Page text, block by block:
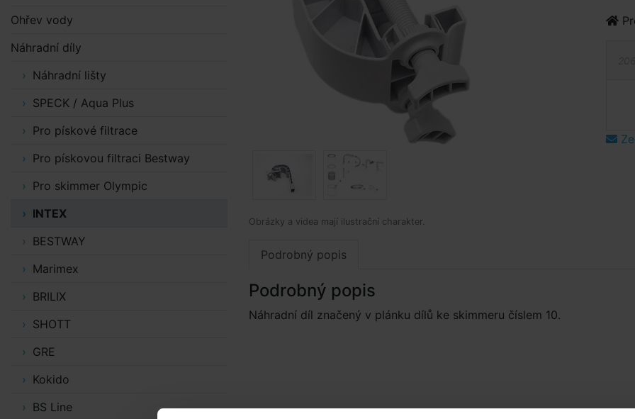
Obrázky a videa mají ilustrační charakter.
Podrobný popis
Podrobný popis
Náhradní díl značený v plánku dílů ke skimmeru číslem 10.
Ohřev vody
Náhradní díly
Náhradní lišty
SPECK / Aqua Plus
Pro pískové filtrace
Pro pískovou filtraci Bestway
Pro skimmer Olympic
INTEX
BESTWAY
Marimex
BRILIX
SHOTT
GRE
Kokido
BS Line